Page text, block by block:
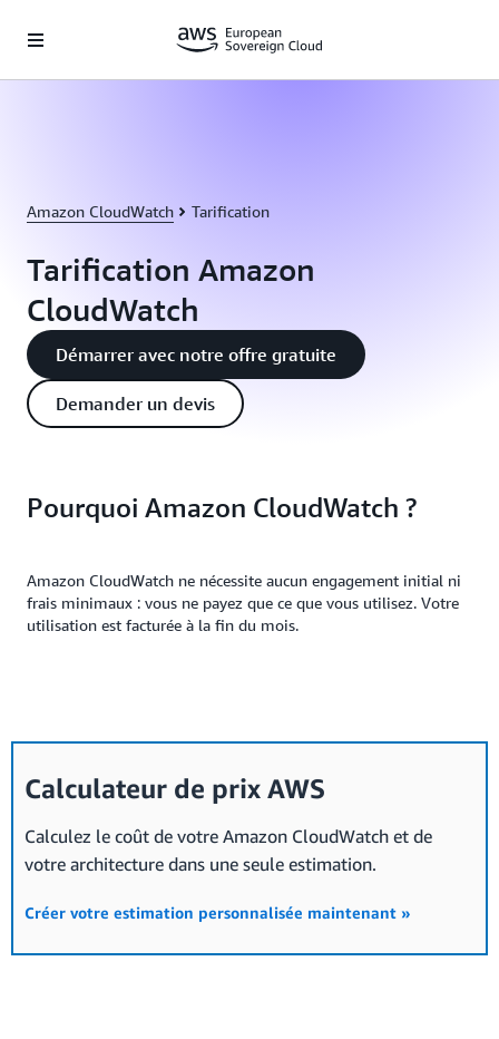
Amazon CloudWatch Tarification
Tarification Amazon
CloudWatch
Démarrer avec notre offre gratuite
Demander un devis
Pourquoi Amazon CloudWatch ?
Amazon CloudWatch ne nécessite aucun engagement initial ni
frais minimaux : vous ne payez que ce que vous utilisez. Votre
utilisation est facturée à la fin du mois.
Calculateur de prix AWS
Calculez le coût de votre Amazon CloudWatch et de
votre architecture dans une seule estimation.
Créer votre estimation personnalisée maintenant »